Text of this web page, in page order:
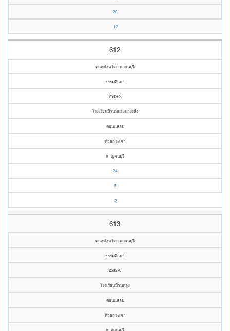
20
12
612
คณะจังหวัดกาญจนบุรี
ธรรมศึกษา
258269
โรงเรียนบ้านหนองนางเลิ้ง
ดอนแสลบ
ห้วยกระเจา
กาญจนบุรี
24
5
2
613
คณะจังหวัดกาญจนบุรี
ธรรมศึกษา
258270
โรงเรียนบ้านตลุง
ดอนแสลบ
ห้วยกระเจา
กาญจนบุรี